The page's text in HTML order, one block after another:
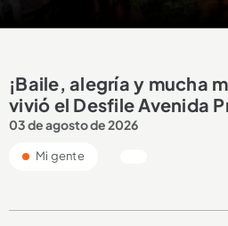
¡Baile, alegría y mucha
vivió el Desfile Avenida
03 de agosto de 2026
Mi gente